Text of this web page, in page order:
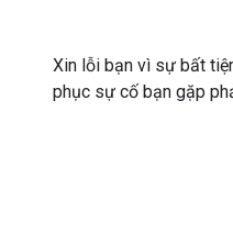
Xin lỗi bạn vì sự bất
phục sự cố bạn gặp